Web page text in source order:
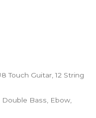
Touch Guitar, 12 String
Bass, Ebow,